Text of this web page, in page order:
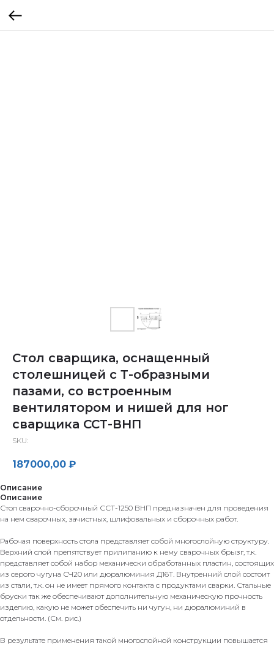
Стол сварщика, оснащенный
столешницей с Т-образными
пазами, со встроенным
вентилятором и нишей для ног
сварщика ССТ-ВНП
SKU:
187000,00 ₽
Описание
Описание
Стол сварочно-сборочный ССТ-1250 ВНП предназначен для проведения
на нем сварочных, зачистных, шлифовальных и сборочных работ.
Рабочая поверхность стола представляет собой многослойную структуру.
Верхний слой препятствует прилипанию к нему сварочных брызг, т.к.
представляет собой набор механически обработанных пластин, состоящих
из серого чугуна СЧ20 или дюралюминия Д16Т. Внутренний слой состоит
из стали, т.к. он не имеет прямого контакта с продуктами сварки. Стальные
бруски так же обеспечивают дополнительную механическую прочность
изделию, какую не может обеспечить ни чугун, ни дюралюминий в
отдельности. (См. рис.)
В результате применения такой многослойной конструкции повышается